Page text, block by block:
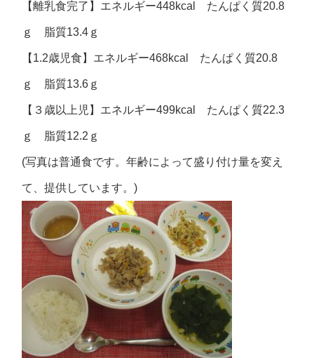
【離乳食完了】エネルギー448kcal たんぱく質20.8
ｇ 脂質13.4ｇ
【1.2歳児食】エネルギー468kcal たんぱく質20.8
ｇ 脂質13.6ｇ
【３歳以上児】エネルギー499kcal たんぱく質22.3
ｇ 脂質12.2ｇ
(写真は普通食です。年齢によって盛り付け量を変え
て、提供しています。)